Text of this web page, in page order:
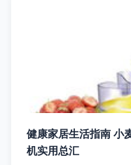
健康家居生活指南 小
机实用总汇